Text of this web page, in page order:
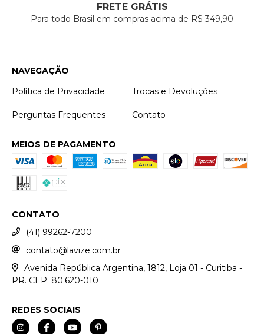
FRETE GRÁTIS
Para todo Brasil em compras acima de R$ 349,90
NAVEGAÇÃO
Política de Privacidade
Trocas e Devoluções
Perguntas Frequentes Contato
MEIOS DE PAGAMENTO
CONTATO
(41) 99262-7200
contato@lavize.com.br
Avenida República Argentina, 1812, Loja 01 - Curitiba -
PR. CEP: 80.620-010
REDES SOCIAIS